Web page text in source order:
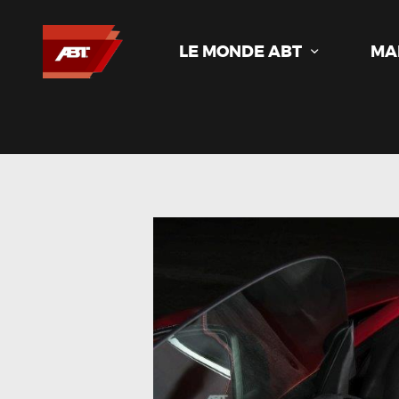
LE MONDE ABT